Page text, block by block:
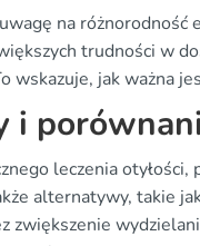
na różnorodność
trudności w
wskazuje, jak ważna
leczenia
alternatywy, takie
zwiększenie